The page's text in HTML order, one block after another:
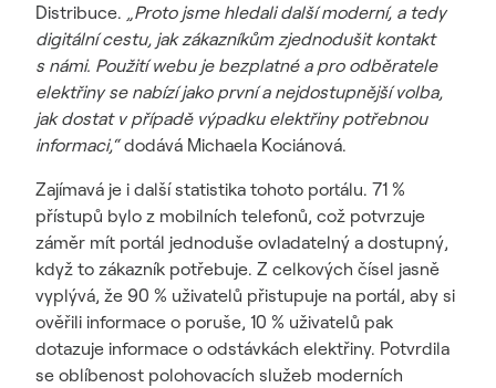
Distribuce. „Proto jsme hledali další moderní, a tedy
digitální cestu, jak zákazníkům zjednodušit kontakt
s námi. Použití webu je bezplatné a pro odběratele
elektřiny se nabízí jako první a nejdostupnější volba,
jak dostat v případě výpadku elektřiny potřebnou
informaci,“dodává Michaela Kociánová.
Zajímavá je i další statistika tohoto portálu. 71 %
přístupů bylo z mobilních telefonů, což potvrzuje
záměr mít portál jednoduše ovladatelný a dostupný,
když to zákazník potřebuje. Z celkových čísel jasně
vyplývá, že 90 % uživatelů přistupuje na portál, aby si
ověřili informace o poruše, 10 % uživatelů pak
dotazuje informace o odstávkách elektřiny. Potvrdila
se oblíbenost polohovacích služeb moderních